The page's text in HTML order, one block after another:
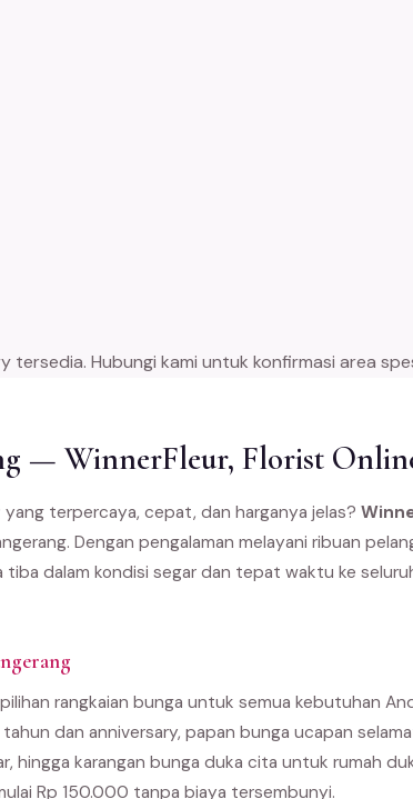
Hubungi kami untuk konfirmasi area
— WinnerFleur, Florist
yang terpercaya, cepat, dan harganya jelas?
Dengan pengalaman melayani ribuan
dalam kondisi segar dan tepat waktu ke
rangkaian bunga untuk semua kebutuhan
dan anniversary, papan bunga ucapan
hingga karangan bunga duka cita untuk rumah
Rp 150.000 tanpa biaya tersembunyi.